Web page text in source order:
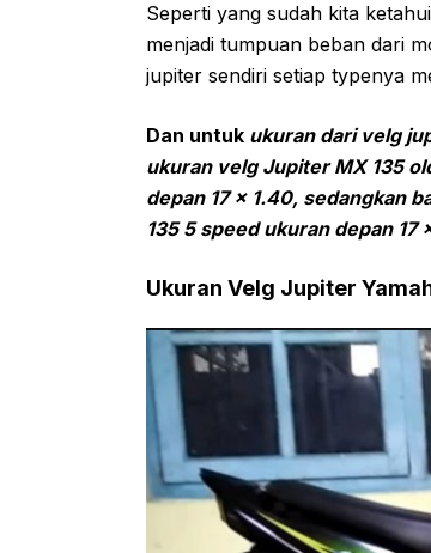
Seperti yang sudah kita
menjadi tumpuan beban dari
jupiter sendiri setiap typenya
Dan untuk ukuran dari velg
ukuran velg Jupiter MX 135
depan 17 x 1.40, sedangkan
135 5 speed ukuran depan 17
Ukuran Velg Jupiter